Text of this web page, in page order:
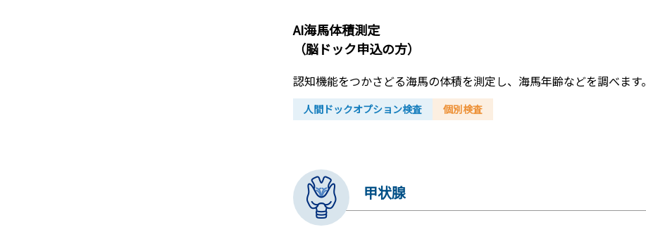
AI海馬体積測定
（脳ドック申込の方）
認知機能をつかさどる海馬の体積を測定し、海馬年齢などを調べます。
人間ドックオプション検査 個別検査
甲状腺